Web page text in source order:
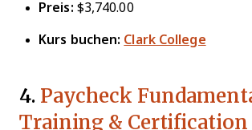
Preis: $3,740.00
Kurs buchen: Clark College
4. Paycheck
Training & Certification